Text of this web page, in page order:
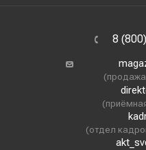
8
(продажа
(отдел